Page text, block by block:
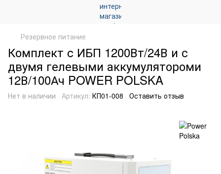
Резервное питание
Комплект с ИБП 1200Вт/24В и с
двумя гелевыми аккумулятороми
12В/100Ач POWER POLSKA
Нет в наличии Артикул: КП01-008 Оставить отзыв